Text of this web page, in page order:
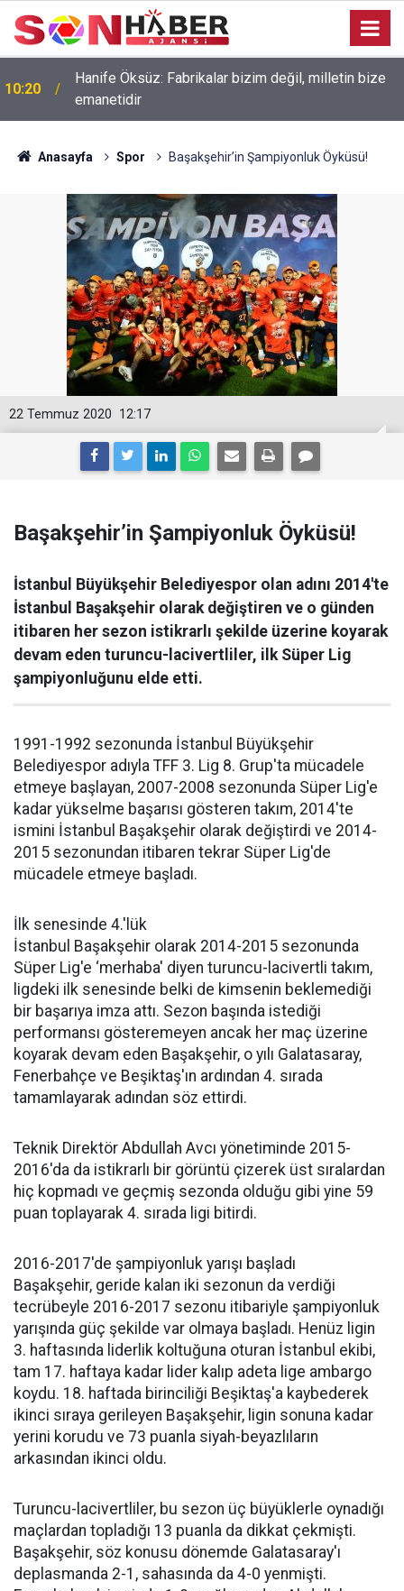
10:20
Hanife Öksüz: Fabrikalar bizim değil, milletin bize
emanetidir
Anasayfa Spor Başakşehir’in Şampiyonluk Öyküsü!
12:17
22 Temmuz 2020
Başakşehir’in Şampiyonluk Öyküsü!
İstanbul Büyükşehir Belediyespor olan adını 2014'te
İstanbul Başakşehir olarak değiştiren ve o günden
itibaren her sezon istikrarlı şekilde üzerine koyarak
devam eden turuncu-lacivertliler, ilk Süper Lig
şampiyonluğunu elde etti.
1991-1992 sezonunda İstanbul Büyükşehir
Belediyespor adıyla TFF 3. Lig 8. Grup'ta mücadele
etmeye başlayan, 2007-2008 sezonunda Süper Lig'e
kadar yükselme başarısı gösteren takım, 2014'te
ismini İstanbul Başakşehir olarak değiştirdi ve 2014-
2015 sezonundan itibaren tekrar Süper Lig'de
mücadele etmeye başladı.
İlk senesinde 4.'lük
İstanbul Başakşehir olarak 2014-2015 sezonunda
Süper Lig'e ‘merhaba' diyen turuncu-lacivertli takım,
ligdeki ilk senesinde belki de kimsenin beklemediği
bir başarıya imza attı. Sezon başında istediği
performansı gösteremeyen ancak her maç üzerine
koyarak devam eden Başakşehir, o yılı Galatasaray,
Fenerbahçe ve Beşiktaş'ın ardından 4. sırada
tamamlayarak adından söz ettirdi.
Teknik Direktör Abdullah Avcı yönetiminde 2015-
2016'da da istikrarlı bir görüntü çizerek üst sıralardan
hiç kopmadı ve geçmiş sezonda olduğu gibi yine 59
puan toplayarak 4. sırada ligi bitirdi.
2016-2017'de şampiyonluk yarışı başladı
Başakşehir, geride kalan iki sezonun da verdiği
tecrübeyle 2016-2017 sezonu itibariyle şampiyonluk
yarışında güç şekilde var olmaya başladı. Henüz ligin
3. haftasında liderlik koltuğuna oturan İstanbul ekibi,
tam 17. haftaya kadar lider kalıp adeta lige ambargo
koydu. 18. haftada birinciliği Beşiktaş'a kaybederek
ikinci sıraya gerileyen Başakşehir, ligin sonuna kadar
yerini korudu ve 73 puanla siyah-beyazlıların
arkasından ikinci oldu.
Turuncu-lacivertliler, bu sezon üç büyüklerle oynadığı
maçlardan topladığı 13 puanla da dikkat çekmişti.
Başakşehir, söz konusu dönemde Galatasaray'ı
deplasmanda 2-1, sahasında da 4-0 yenmişti.